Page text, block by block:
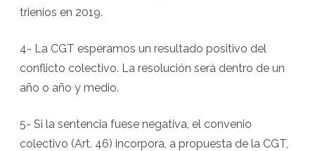
trienios en 2019.
4- La CGT esperamos un resultado positivo del
conflicto colectivo. La resolución será dentro de un
año o año y medio.
5- Si la sentencia fuese negativa, el convenio
colectivo (Art. 46) incorpora, a propuesta de la CGT,